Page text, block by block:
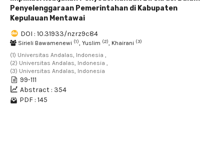
Penyelenggaraan Pemerintahan di Kabupaten
Kepulauan Mentawai
DOI : 10.31933/nzrz9c84
Sirieli Bawamenewi (1), Yuslim (2), Khairani (3)
(1) Universitas Andalas, Indonesia ,
(2) Universitas Andalas, Indonesia ,
(3) Universitas Andalas, Indonesia
99-111
Abstract : 354
PDF : 145